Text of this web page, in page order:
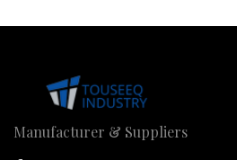
Manufacturer & Suppliers